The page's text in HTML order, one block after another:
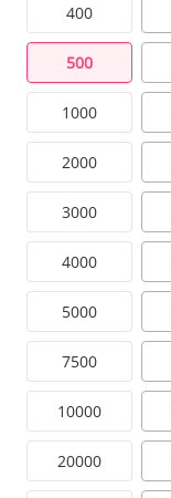
400
500
1000
2000
3000
4000
5000
7500
10000
20000